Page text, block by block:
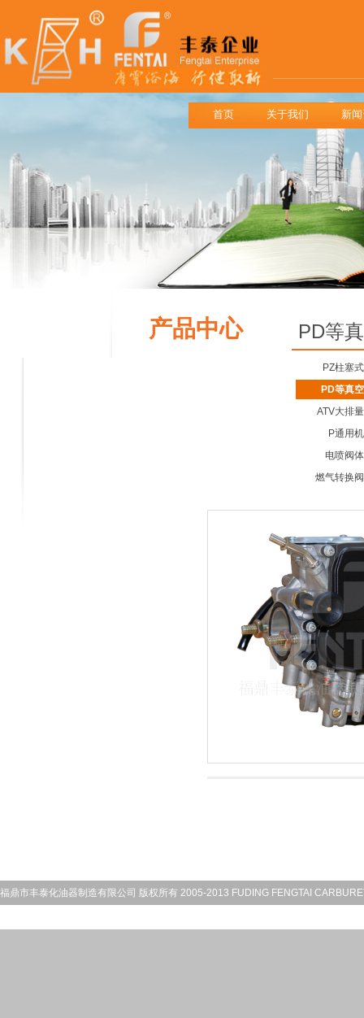
首页 关于我们 新
产品中心 PD等
PZ柱塞
PD等真
ATV大排
P通用
电喷阀
燃气转换
福鼎市丰泰化油器制造有限公司 版权所有 2005-2013 FUDING FENGTAI